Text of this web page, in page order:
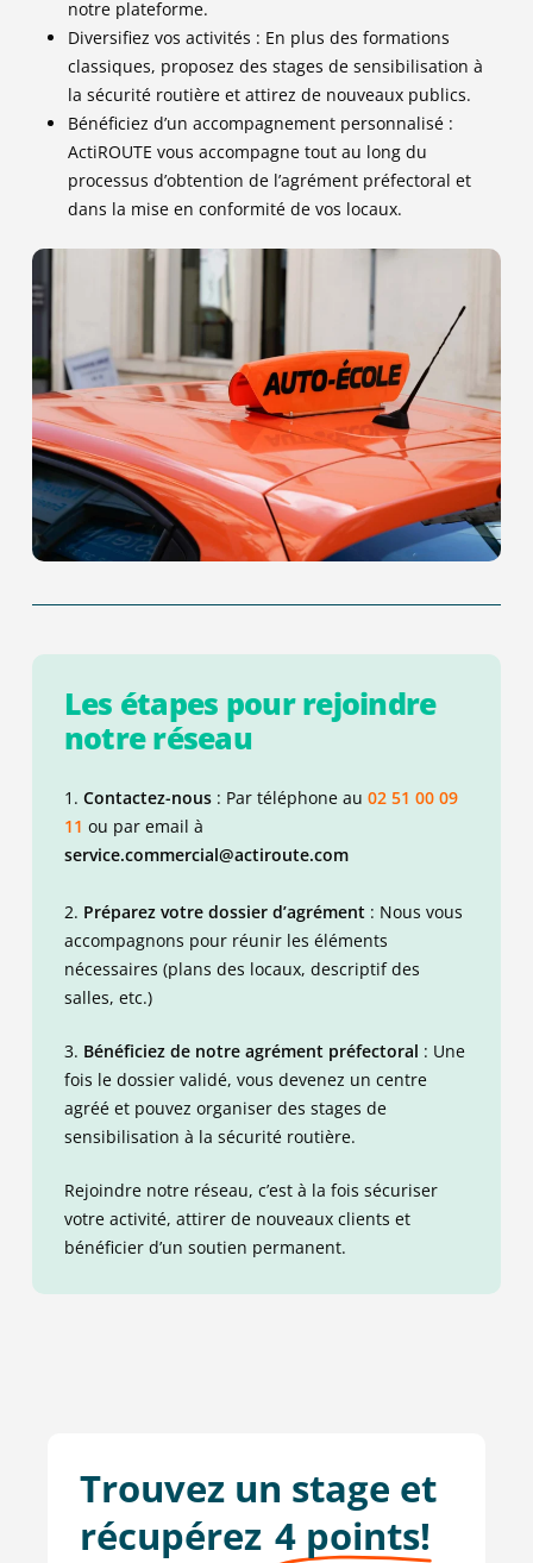
notre plateforme.
Diversifiez vos activités : En plus des formations
classiques, proposez des stages de sensibilisation à
la sécurité routière et attirez de nouveaux publics.
Bénéficiez d’un accompagnement personnalisé :
ActiROUTE vous accompagne tout au long du
processus d’obtention de l’agrément préfectoral et
dans la mise en conformité de vos locaux.
Les étapes pour rejoindre
notre réseau
1. Contactez-nous: Par téléphone au 02 51 00 09
11 ou par email à
service.commercial@actiroute.com
2. Préparez votre dossier d’agrément : Nous vous
accompagnons pour réunir les éléments
nécessaires (plans des locaux, descriptif des
salles, etc.)
3. Bénéficiez de notre agrément préfectoral : Une
fois le dossier validé, vous devenez un centre
agréé et pouvez organiser des stages de
sensibilisation à la sécurité routière.
Rejoindre notre réseau, c’est à la fois sécuriser
votre activité, attirer de nouveaux clients et
bénéficier d’un soutien permanent.
Trouvez un stage et
récupérez 4 points!